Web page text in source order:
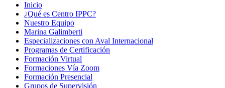
Inicio
¿Qué es Centro IPPC?
Nuestro Equipo
Marina Galimberti
Especializaciones con Aval Internacional
Programas de Certificación
Formación Virtual
Formaciones Vía Zoom
Formación Presencial
Grupos de Supervisión